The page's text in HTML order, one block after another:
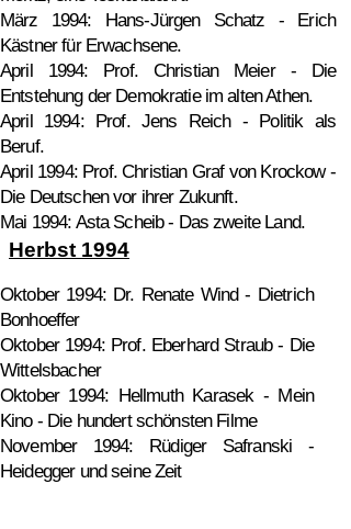
März 1994: Hans-Jürgen Schatz - Erich
Kästner für Erwachsene.
April 1994: Prof. Christian Meier - Die
Entstehung der Demokratie im alten Athen.
April 1994: Prof. Jens Reich - Politik als
Beruf.
April 1994: Prof. Christian Graf von Krockow -
Die Deutschen vor ihrer Zukunft.
Mai 1994: Asta Scheib - Das zweite Land.
Herbst 1994
Oktober 1994: Dr. Renate Wind - Dietrich
Bonhoeffer
Oktober 1994: Prof. Eberhard Straub - Die
Wittelsbacher
Oktober 1994: Hellmuth Karasek - Mein
Kino - Die hundert schönsten Filme
November 1994: Rüdiger Safranski -
Heidegger und seine Zeit